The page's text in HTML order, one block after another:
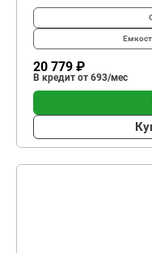
20 779 ₽
В кредит от 693/мес